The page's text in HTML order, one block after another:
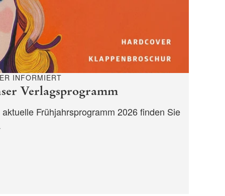
INFORMIERT
Verlagsprogramm
Frühjahrsprogramm 2026 finden Sie